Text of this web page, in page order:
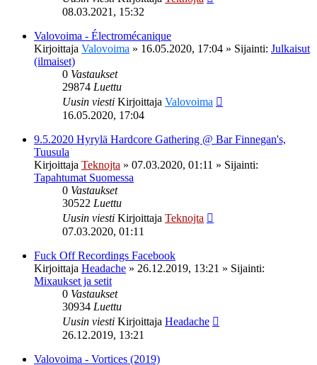
08.03.2021, 15:32
Valovoima - Électromécanique
Kirjoittaja Valovoima » 16.05.2020, 17:04 » Sijainti: Julkaisut
(ilmaiset)
0 Vastaukset
29874 Luettu
Uusin viesti Kirjoittaja Valovoima
16.05.2020, 17:04
9.5.2020 Hyrylä Hardcore Gathering @ Bar Finnegan's,
Tuusula
Kirjoittaja Teknojta » 07.03.2020, 01:11 » Sijainti:
Tapahtumat Suomessa
0 Vastaukset
30522 Luettu
Uusin viesti Kirjoittaja Teknojta
07.03.2020, 01:11
Fuck Off Recordings Facebook
Kirjoittaja Headache » 26.12.2019, 13:21 » Sijainti:
Mixaukset ja setit
0 Vastaukset
30934 Luettu
Uusin viesti Kirjoittaja Headache
26.12.2019, 13:21
Valovoima - Vortices (2019)